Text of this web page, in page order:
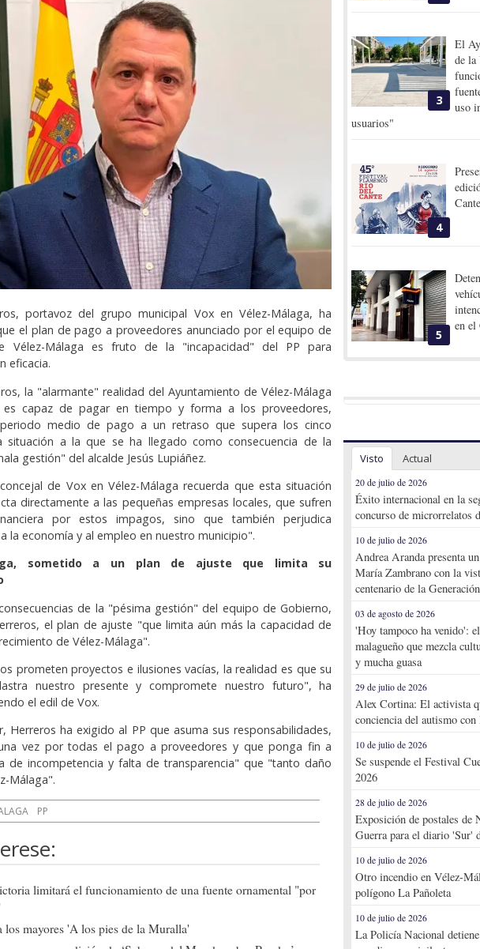
portavoz del grupo municipal Vox en Vélez-Málaga, ha
el plan de pago a proveedores anunciado por el equipo de
Vélez-Málaga es fruto de la "incapacidad" del PP para
eficacia.
la "alarmante" realidad del Ayuntamiento de Vélez-Málaga
capaz de pagar en tiempo y forma a los proveedores,
medio de pago a un retraso que supera los cinco
situación a la que se ha llegado como consecuencia de la
gestión" del alcalde Jesús Lupiáñez.
de Vox en Vélez-Málaga recuerda que esta situación
directamente a las pequeñas empresas locales, que sufren
por estos impagos, sino que también perjudica
la economía y al empleo en nuestro municipio".
sometido a un plan de ajuste que limita su
de la "pésima gestión" del equipo de Gobierno,
el plan de ajuste "que limita aún más la capacidad de
de Vélez-Málaga".
prometen proyectos e ilusiones vacías, la realidad es que su
nuestro presente y compromete nuestro futuro", ha
el edil de Vox.
Herreros ha exigido al PP que asuma sus responsabilidades,
vez por todas el pago a proveedores y que ponga fin a
de incompetencia y falta de transparencia" que "tanto daño
Málaga".
PP
limitará el funcionamiento de una fuente ornamental "por
los mayores 'A los pies de la Muralla'
3
El
de
uso
usuarios"
4
5
en el
Visto Actual
20 de julio de 2026
Éxito internacional en la
concurso de microrrelatos
10 de julio de 2026
Andrea Aranda presenta
María Zambrano con la
centenario de la
03 de agosto de 2026
'Hoy tampoco ha venido':
malagueño que mezcla
y mucha guasa
29 de julio de 2026
Alex Cortina: El activista
conciencia del autismo
10 de julio de 2026
Se suspende el Festival
2026
28 de julio de 2026
Exposición de postales de
Guerra para el diario 'Sur'
10 de julio de 2026
Otro incendio en Vélez-
polígono La Pañoleta
10 de julio de 2026
La Policía Nacional